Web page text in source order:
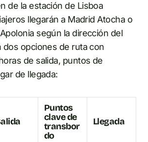
de la estación de Lisboa
llegarán a Madrid Atocha o
según la dirección del
dos opciones de ruta con
de salida, puntos de
de llegada:
Puntos
clave de
transbor
do
Llegada